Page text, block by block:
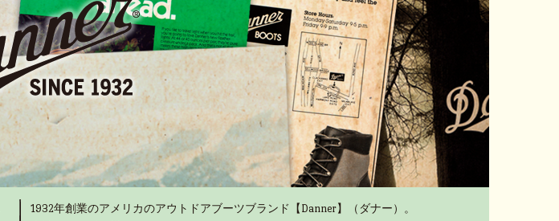
1932年創業のアメリカのアウトドアブーツブランド【Danner】（ダナー）。